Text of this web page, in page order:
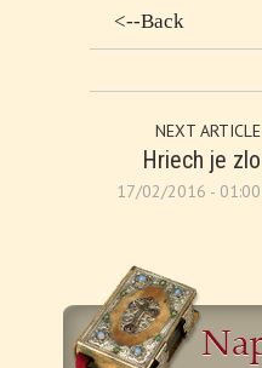
<--Back
NEXT ARTICLE
Hriech je zlo
17/02/2016 - 01:00